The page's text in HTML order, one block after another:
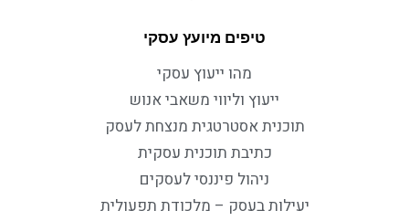
טיפים מיועץ עסקי
מהו ייעוץ עסקי
ייעוץ וליווי משאבי אנוש
תוכנית אסטרטגית מנצחת לעסק
כתיבת תוכנית עסקית
ניהול פיננסי לעסקים
יעילות בעסק – מלכודת תפעולית